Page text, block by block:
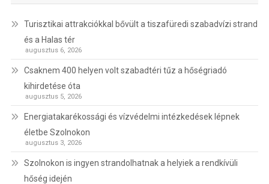
Turisztikai attrakciókkal bővült a tiszafüredi szabadvízi strand
és a Halas tér
augusztus 6, 2026
Csaknem 400 helyen volt szabadtéri tűz a hőségriadó
kihirdetése óta
augusztus 5, 2026
Energiatakarékossági és vízvédelmi intézkedések lépnek
életbe Szolnokon
augusztus 3, 2026
Szolnokon is ingyen strandolhatnak a helyiek a rendkívüli
hőség idején